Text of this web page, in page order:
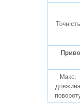
Точність
Макс.
довжина